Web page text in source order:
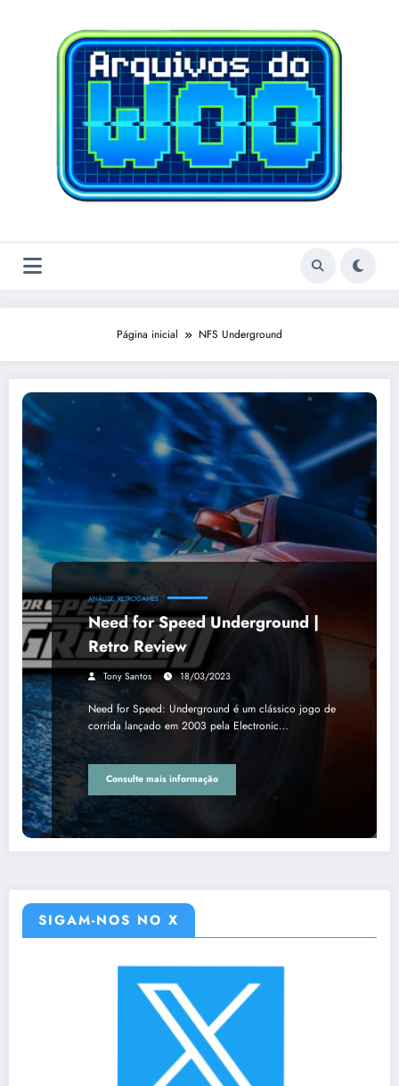
Página inicial NFS Underground
ANÁLISE RETROGAMES
Need for Speed Underground |
Retro Review
Tony Santos 18/03/2023
Need for Speed: Underground é um clássico jogo de
corrida lançado em 2003 pela Electronic…
Consulte mais informação
SIGAM-NOS NO X